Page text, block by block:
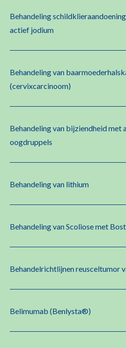
Behandeling
actief jodium
Behandeling van
(cervixcarcinoom)
Behandeling van bijziendheid met
oogdruppels
Behandeling van lithium
Behandeling van Scoliose met
Behandelrichtlijnen reusceltumor
Belimumab (Benlysta®)